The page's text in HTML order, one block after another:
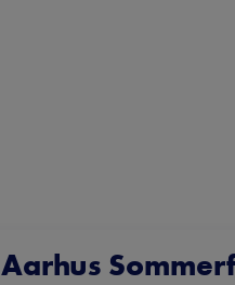
Aarhus